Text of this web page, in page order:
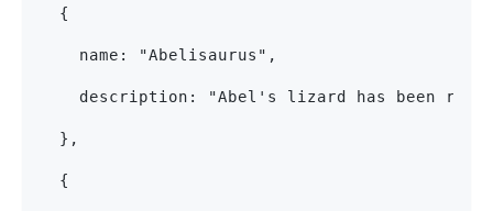
  {
    name: "Abelisaurus",
description: "Abel's lizard has been
  },
  {